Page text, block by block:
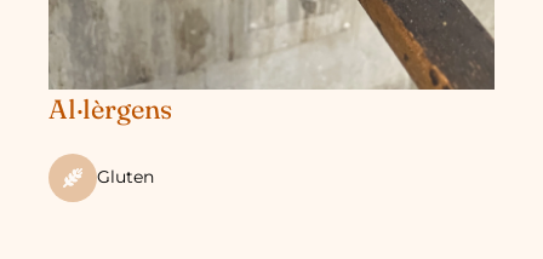
Al·lèrgens
Gluten